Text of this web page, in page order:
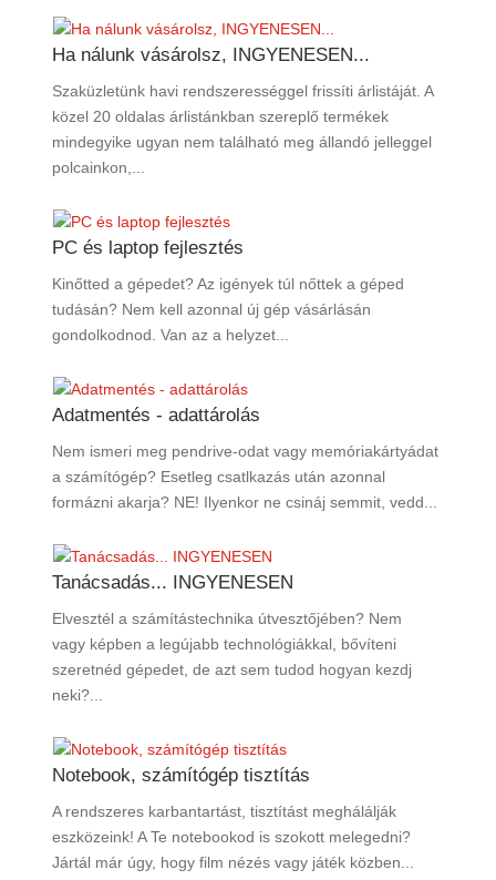
Ha nálunk vásárolsz, INGYENESEN...
Szaküzletünk havi rendszerességgel frissíti árlistáját. A
közel 20 oldalas árlistánkban szereplő termékek
mindegyike ugyan nem található meg állandó jelleggel
polcainkon,...
PC és laptop fejlesztés
Kinőtted a gépedet? Az igények túl nőttek a géped
tudásán? Nem kell azonnal új gép vásárlásán
gondolkodnod. Van az a helyzet...
Adatmentés - adattárolás
Nem ismeri meg pendrive-odat vagy memóriakártyádat
a számítógép? Esetleg csatlkazás után azonnal
formázni akarja? NE! Ilyenkor ne csináj semmit, vedd...
Tanácsadás... INGYENESEN
Elvesztél a számítástechnika útvesztőjében? Nem
vagy képben a legújabb technológiákkal, bővíteni
szeretnéd gépedet, de azt sem tudod hogyan kezdj
neki?...
Notebook, számítógép tisztítás
A rendszeres karbantartást, tisztítást meghálálják
eszközeink! A Te notebookod is szokott melegedni?
Jártál már úgy, hogy film nézés vagy játék közben...